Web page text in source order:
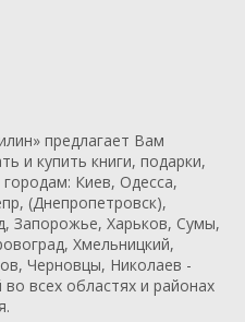
предлагает Вам
и купить книги, подарки,
Киев, Одесса,
(Днепропетровск),
Запорожье, Харьков, Сумы,
Хмельницкий,
Черновцы, Николаев -
всех областях и районах